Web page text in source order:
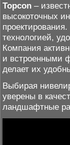
Topcon –
высокоточных
технологией,
Компания
и встроенными
делает их
Выбирая
уверены в
ландшафтные